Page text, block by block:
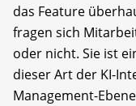
das Feature
fragen sich
oder nicht. Sie ist
dieser Art der KI-
Management-